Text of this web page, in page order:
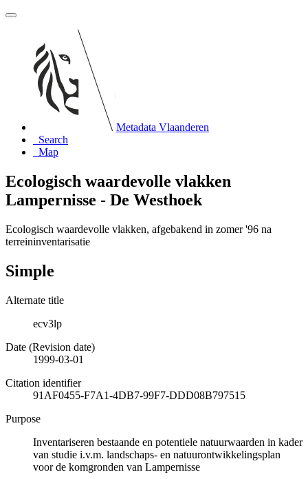
Metadata Vlaanderen
Search
Map
Ecologisch waardevolle vlakken
Lampernisse - De Westhoek
Ecologisch waardevolle vlakken, afgebakend in zomer '96 na
terreininventarisatie
Simple
Alternate title
ecv3lp
Date (Revision date)
1999-03-01
Citation identifier
91AF0455-F7A1-4DB7-99F7-DDD08B797515
Purpose
Inventariseren bestaande en potentiele natuurwaarden in kader
van studie i.v.m. landschaps- en natuurontwikkelingsplan
voor de komgronden van Lampernisse